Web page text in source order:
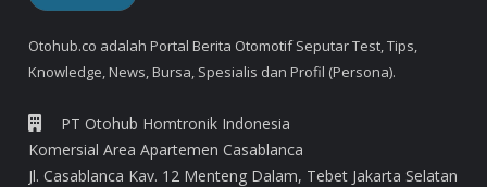
Otohub.co adalah Portal Berita Otomotif Seputar Test, Tips,
Knowledge, News, Bursa, Spesialis dan Profil (Persona).
PT Otohub Homtronik Indonesia
Komersial Area Apartemen Casablanca
Jl. Casablanca Kav. 12 Menteng Dalam, Tebet Jakarta Selatan